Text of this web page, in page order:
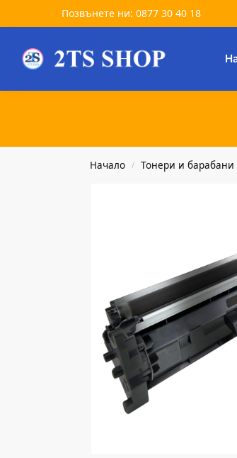
Позвънете ни: 0877 30 40 18
Търсене
Начало / Тонери и барабани